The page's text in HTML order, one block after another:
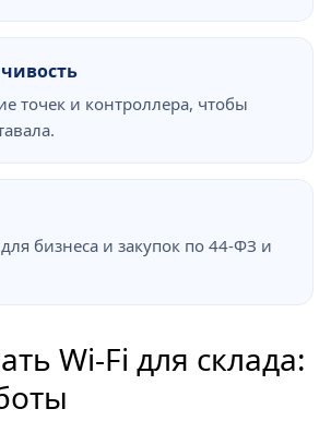
точек и контроллера, чтобы
бизнеса и закупок по 44-ФЗ и
Wi-Fi для склада: